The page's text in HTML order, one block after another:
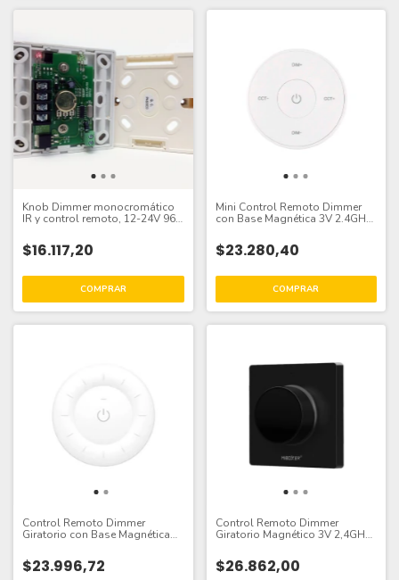
Knob Dimmer monocromático
IR y control remoto, 12-24V 96-
$16.117,20
Mini Control Remoto Dimmer
con Base Magnética 3V 2.4GHz,
$23.280,40
Control Remoto Dimmer
Giratorio con Base Magnética
$23.996,72
Control Remoto Dimmer
Giratorio Magnético 3V 2,4GHz,
$26.862,00